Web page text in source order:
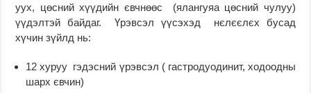
уух, цөсний хүүдийн євчнөөс (ялангуяа цөсний чулуу)
үүдэлтэй байдаг. Үрэвсэл үүсэхэд нєлєєлєх бусад
хүчин зүйлд нь:
12 хуруу гэдэсний үрэвсэл ( гастродуодинит, ходоодны
шарх євчин)